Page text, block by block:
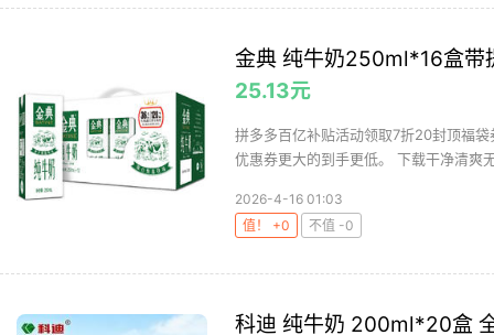
金典 纯牛奶250ml*16盒带
25.13元
拼多多百亿补贴活动领取7折20封顶福
优惠券更大的到手更低。 下载干净清爽
2026-4-16 01:03
值！ +0
不值 -0
科迪 纯牛奶 200ml*20盒